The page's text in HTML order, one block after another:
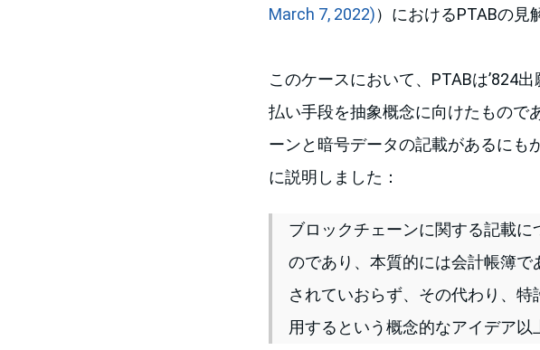
March 7, 2022)）におけるPTABの見
このケースにおいて、PTABは’824
払い手段を抽象概念に向けたもので
ーンと暗号データの記載があるにも
に説明しました：
ブロックチェーンに関する記載
のであり、本質的には会計帳簿
されていおらず、その代わり、
用するという概念的なアイデア以